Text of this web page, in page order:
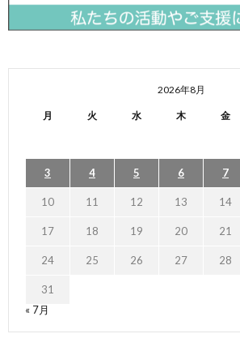
2026年8月
月 火 水 木 金
3 4 5 6 7
10 11 12 13 14
17 18 19 20 21
24 25 26 27 28
31
« 7月